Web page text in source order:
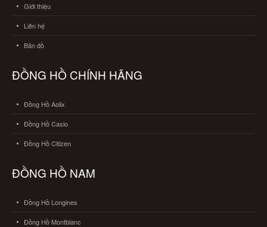
Giới thiệu
Liên hệ
Bản đồ
ĐỒNG HỒ CHÍNH HÃNG
Đồng Hồ Aolix
Đồng Hồ Casio
Đồng Hồ Citizen
ĐỒNG HỒ NAM
Đồng Hồ Longines
Đồng Hồ Montblanc